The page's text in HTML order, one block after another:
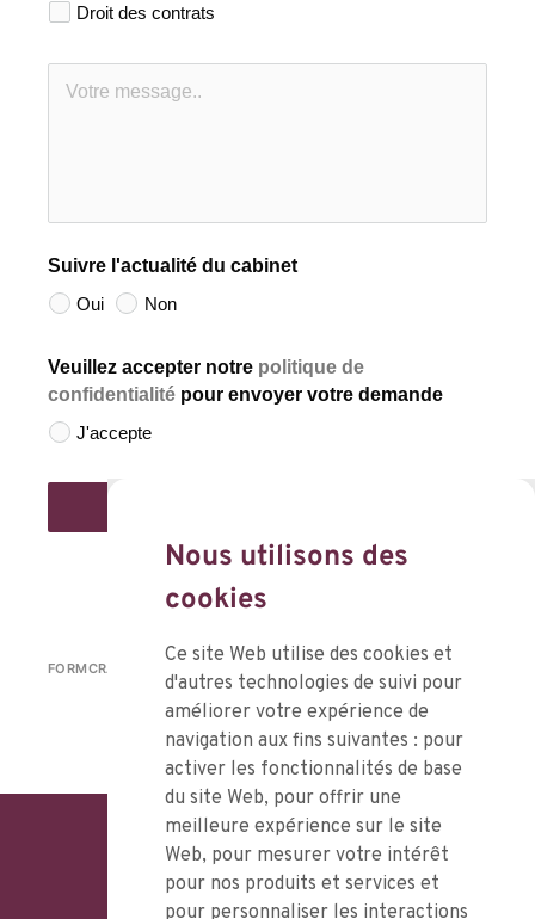
Nous utilisons des
cookies
Ce site Web utilise des cookies et
d'autres technologies de suivi pour
améliorer votre expérience de
navigation aux fins suivantes : pour
activer les fonctionnalités de base
du site Web, pour offrir une
meilleure expérience sur le site
Web, pour mesurer votre intérêt
pour nos produits et services et
pour personnaliser les interactions
Droit des contrats
Suivre l'actualité du cabinet
Oui
Non
Veuillez accepter notre politique de
confidentialité pour envoyer votre demande
J'accepte
FORMCRAFT - GÉNÉRATEUR DE FORMULAIRES WORDPRESS